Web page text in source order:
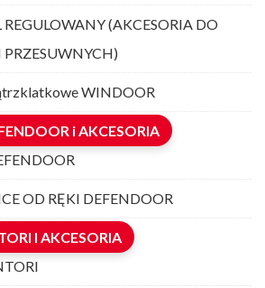
REGULOWANY (AKCESORIA DO
PRZESUWNYCH)
WINDOOR
i AKCESORIA
OD RĘKI DEFENDOOR
I AKCESORIA